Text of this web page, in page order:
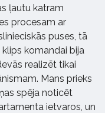
ļautu katram
procesam ar
puses, tā
komandai bija
realizēt tikai
Mans prieks
spēja noticēt
ietvaros, un